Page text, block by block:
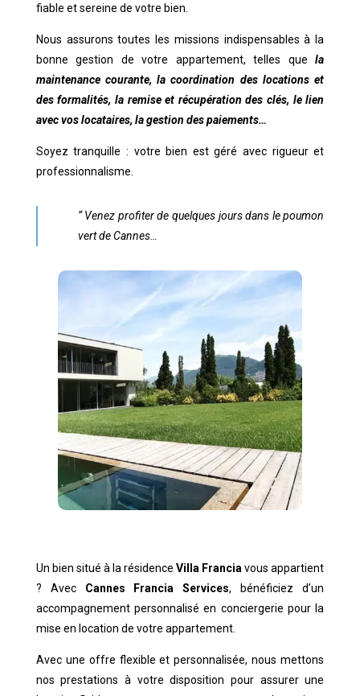
fiable et sereine de votre bien.
Nous assurons toutes les missions indispensables à la
bonne gestion de votre appartement, telles quela
maintenance courante, la coordination des locations et
des formalités, la remise et récupération des clés, le lien
avec vos locataires, la gestion des paiements…
Soyez tranquille : votre bien est géré avec rigueur et
professionnalisme.
“ Venez profiter de quelques jours dans le poumon
vert de Cannes…
Un bien situé à la résidenceVilla Franciavous appartient
? Avec Cannes Francia Services, bénéficiez d’un
accompagnement personnalisé en conciergerie pour la
mise en location de votre appartement.
Avec une offre flexible et personnalisée, nous mettons
nos prestations à votre disposition pour assurer une